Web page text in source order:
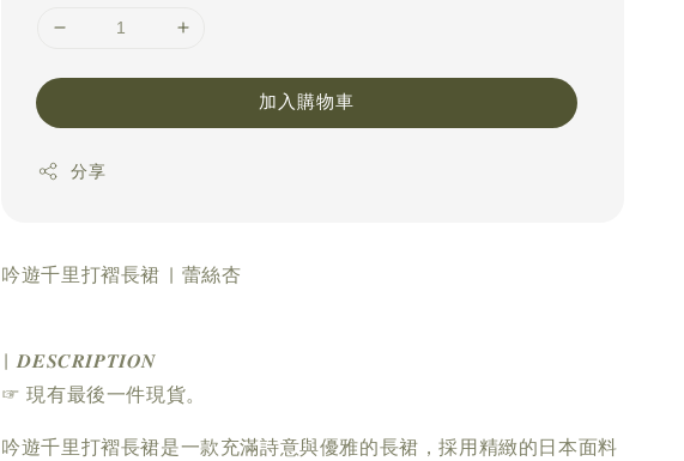
加入購物車
分享
吟遊千里打褶長裙 | 蕾絲杏
| 𝑫𝑬𝑺𝑪𝑹𝑰𝑷𝑻𝑰𝑶𝑵
☞ 現有最後一件現貨。
吟遊千里打褶長裙是一款充滿詩意與優雅的長裙，採用精緻的日本面料